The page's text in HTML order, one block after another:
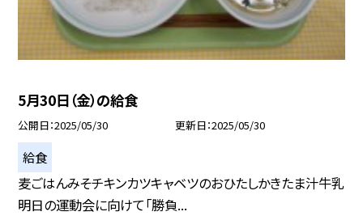
5月30日（金）の給食
公開日 2025/05/30 更新日 2025/05/30
給食
麦ごはんみそチキンカツキャベツのおひたしかきたま汁牛乳
明日の運動会に向けて「勝負...